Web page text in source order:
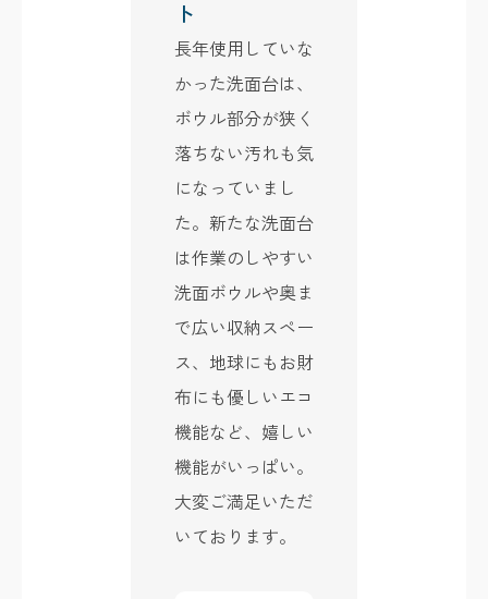
ト
長年使用していな
かった洗面台は、
ボウル部分が狭く
落ちない汚れも気
になっていまし
た。新たな洗面台
は作業のしやすい
洗面ボウルや奥ま
で広い収納スペー
ス、地球にもお財
布にも優しいエコ
機能など、嬉しい
機能がいっぱい。
大変ご満足いただ
いております。